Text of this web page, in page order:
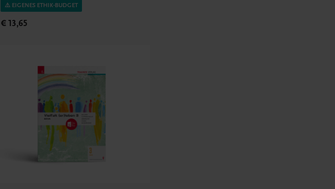
⚠️ EIGENES ETHIK-BUDGET
€ 13,65